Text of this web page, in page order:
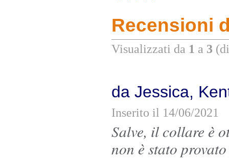
Recensioni
Visualizzati da 1 a 3
da Jessica,
Inserito il 14/06/2021
Salve, il collare è
non è stato